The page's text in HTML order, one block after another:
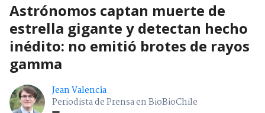
Astrónomos captan muerte de
estrella gigante y detectan hecho
inédito: no emitió brotes de rayos
gamma
Jean Valencia
Periodista de Prensa en BioBioChile